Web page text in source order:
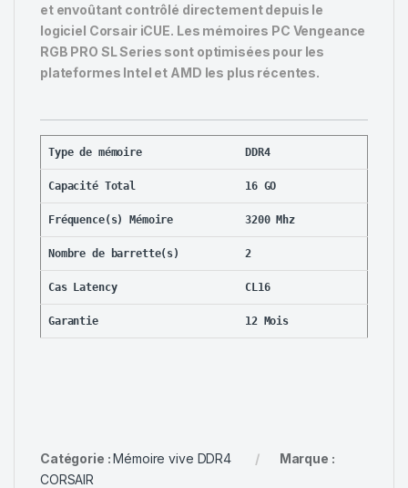
et envoûtant contrôlé directement depuis le
logiciel Corsair iCUE. Les mémoires PC Vengeance
RGB PRO SL Series sont optimisées pour les
plateformes Intel et AMD les plus récentes.
Type de mémoire DDR4
Capacité Total 16 GO
Fréquence(s) Mémoire 3200 Mhz
Nombre de barrette(s) 2
Cas Latency CL16
Garantie 12 Mois
Catégorie :Mémoire vive DDR4
Marque :
CORSAIR